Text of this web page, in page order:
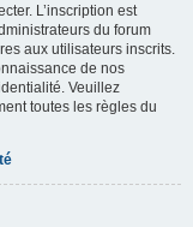
L’inscription est
du forum
aux utilisateurs inscrits.
de nos
Veuillez
toutes les règles du